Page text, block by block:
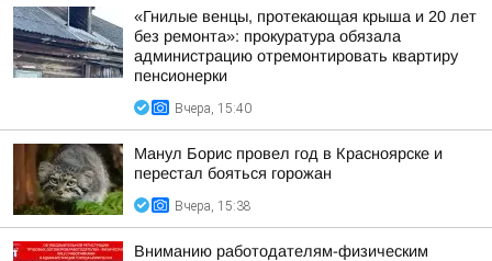
«Гнилые венцы, протекающая крыша и 20 лет
без ремонта»: прокуратура обязала
администрацию отремонтировать квартиру
пенсионерки
Вчера, 15:40
Манул Борис провел год в Красноярске и
перестал бояться горожан
Вчера, 15:38
Вниманию работодателям-физическим